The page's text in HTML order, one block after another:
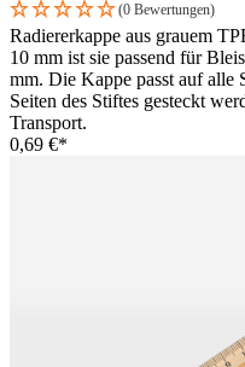
(0 Bewertungen)
Radiererkappe aus grauem
10 mm ist sie passend für
mm. Die Kappe passt auf alle
Seiten des Stiftes gesteckt
Transport.
0,69 €*